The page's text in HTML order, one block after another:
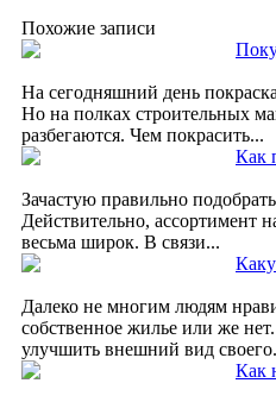
Похожие записи
На сегодняшний день
Но на полках строительных
разбегаются. Чем покрасить...
Как
Зачастую правильно
Действительно, ассортимент
весьма широк. В связи...
Далеко не многим людям
собственное жилье или же
улучшить внешний вид
Как